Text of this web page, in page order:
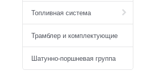
Топливная система
Трамблер и комплектующие
Шатунно-поршневая группа